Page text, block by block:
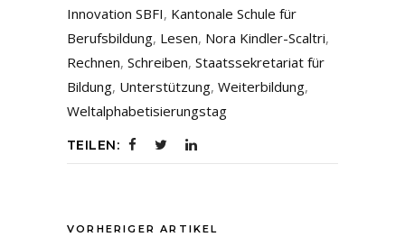
Innovation SBFI, Kantonale Schule für
Berufsbildung, Lesen, Nora Kindler-Scaltri,
Rechnen, Schreiben, Staatssekretariat für
Bildung, Unterstützung, Weiterbildung,
Weltalphabetisierungstag
TEILEN:
VORHERIGER ARTIKEL